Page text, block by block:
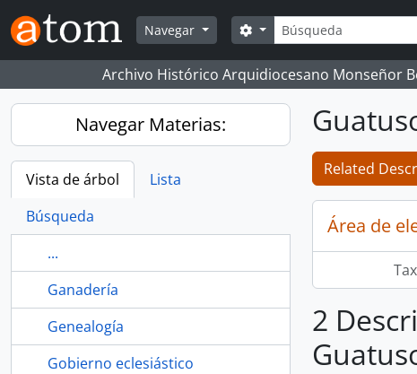
Skip to main content
Navegar
Búsqueda
Search options
Archivo Histórico Arquidiocesano Monseñor
Navegar Materias:
Vista de árbol
Lista
Búsqueda
...
Ganadería
Genealogía
Gobierno eclesiástico
Related
Área de
2